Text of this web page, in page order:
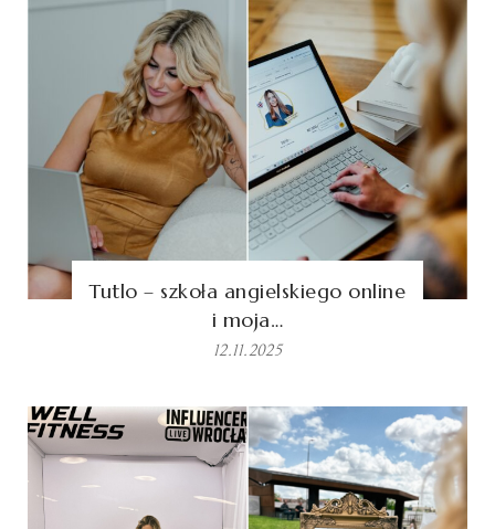
Tutlo – szkoła angielskiego online
i moja…
12.11.2025